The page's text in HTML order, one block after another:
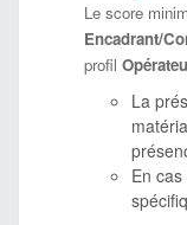
Le score
Encadrant/
profil
La
En